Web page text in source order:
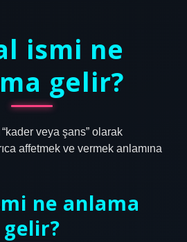
ismi ne
gelir?
veya şans” olarak
affetmek ve vermek anlamına
ne anlama
gelir?